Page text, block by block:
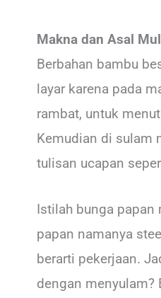
Makna dan Asal
Berbahan bambu
layar karena pada
rambat, untuk
Kemudian di sulam
tulisan ucapan
Istilah bunga papan
papan namanya
berarti pekerjaan.
dengan menyulam?